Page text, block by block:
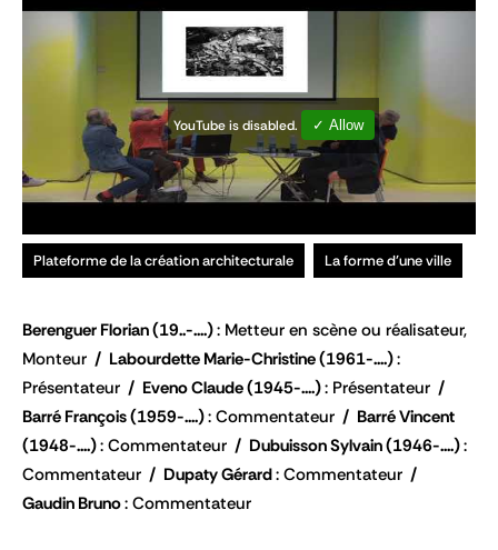
YouTube is disabled. ✓ Allow
Plateforme de la création architecturale La forme d'une ville
Berenguer Florian(19..-....) Metteur en scène ou réalisateur,
Monteur
Labourdette Marie-Christine(1961-....)
Présentateur
Eveno Claude(1945-....) Présentateur
Barré François(1959-....) Commentateur
Barré Vincent
(1948-....) Commentateur Dubuisson Sylvain(1946-....)
Commentateur
Dupaty Gérard Commentateur
Gaudin Bruno Commentateur